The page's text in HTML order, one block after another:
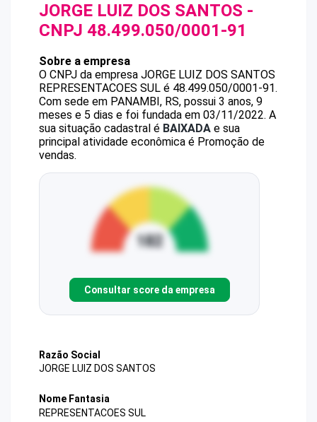
JORGE LUIZ DOS SANTOS -
CNPJ 48.499.050/0001-91
Sobre a empresa
O CNPJ da empresa JORGE LUIZ DOS SANTOS
REPRESENTACOES SUL é 48.499.050/0001-91.
Com sede em PANAMBI, RS, possui 3 anos, 9
meses e 5 dias e foi fundada em 03/11/2022. A
sua situação cadastral é BAIXADA e sua
principal atividade econômica é Promoção de
vendas.
Consultar score da empresa
Razão Social
JORGE LUIZ DOS SANTOS
Nome Fantasia
REPRESENTACOES SUL